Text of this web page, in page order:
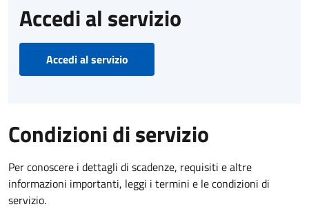
Accedi al servizio
Accedi al servizio
Condizioni di servizio
Per conoscere i dettagli di scadenze, requisiti e altre
informazioni importanti, leggi i termini e le condizioni di
servizio.